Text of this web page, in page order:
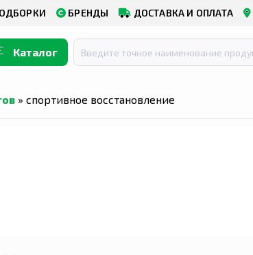
БРЕНДЫ ДОСТАВКА И ОПЛАТА
Каталог
» спортивное восстановление